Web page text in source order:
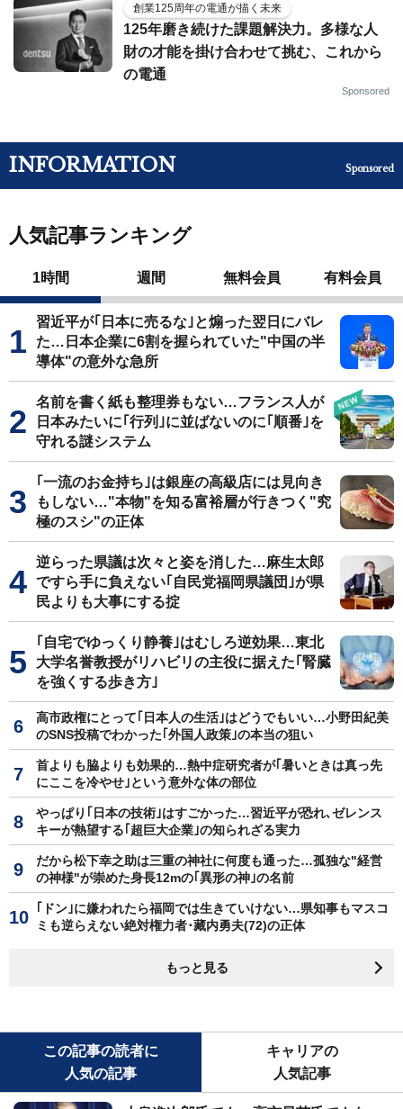
創業125周年の電通が描く未来
125年磨き続けた課題解決力。多様な人
財の才能を掛け合わせて挑む、これから
の電通
Sponsored
INFORMATION Sponsored
人気記事ランキング
1時間 週間 無料会員 有料会員
習近平が｢日本に売るな｣と煽った翌日にバレ
た…日本企業に6割を握られていた"中国の半
導体"の意外な急所
名前を書く紙も整理券もない…フランス人が
日本みたいに｢行列｣に並ばないのに｢順番｣を
守れる謎システム
｢一流のお金持ち｣は銀座の高級店には見向き
もしない…"本物"を知る富裕層が行きつく"究
極のスシ"の正体
逆らった県議は次々と姿を消した…麻生太郎
ですら手に負えない｢自民党福岡県議団｣が県
民よりも大事にする掟
｢自宅でゆっくり静養｣はむしろ逆効果…東北
大学名誉教授がリハビリの主役に据えた｢腎臓
を強くする歩き方｣
高市政権にとって｢日本人の生活｣はどうでもいい…小野田紀美
のSNS投稿でわかった｢外国人政策｣の本当の狙い
首よりも脇よりも効果的…熱中症研究者が｢暑いときは真っ先
にここを冷やせ｣という意外な体の部位
やっぱり｢日本の技術｣はすごかった…習近平が恐れ､ゼレンス
キーが熱望する｢超巨大企業｣の知られざる実力
だから松下幸之助は三重の神社に何度も通った…孤独な"経営
の神様"が崇めた身長12mの｢異形の神｣の名前
｢ドン｣に嫌われたら福岡では生きていけない…県知事もマスコ
ミも逆らえない絶対権力者･藏内勇夫(72)の正体
もっと見る
この記事の読者に
人気の記事
キャリアの
人気記事